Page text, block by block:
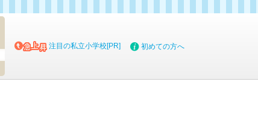
注目の私立小学校[PR] 初めての方へ